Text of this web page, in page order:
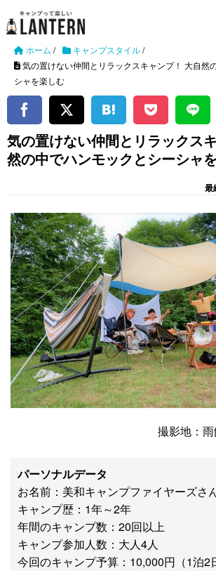
ホーム / キャンプスタイル/
気の置けない仲間とリラックスキャンプ！ 大自然
シャを楽しむ
気の置けない仲間とリラックス
然の中でハンモックとシーシャ
最
撮影地：
パーソナルデータ
お名前：美和キャンプファイヤーズさ
キャンプ歴：1年～2年
年間のキャンプ数：20回以上
キャンプ参加人数：大人4人
今回のキャンプ予算：10,000円（1泊2